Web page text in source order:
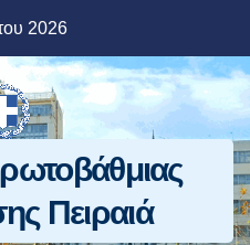
2026
Πειραιά